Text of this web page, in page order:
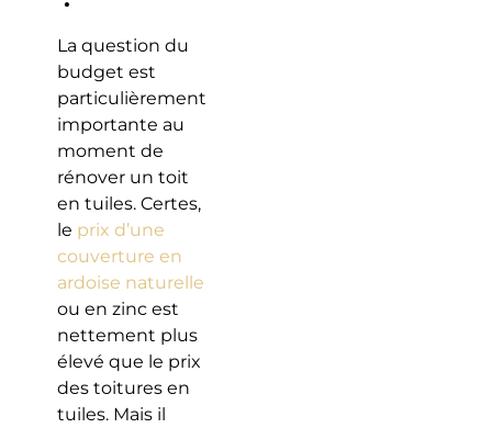
La question du
budget est
particulièrement
importante au
moment de
rénover un toit
en tuiles. Certes,
le prix d’une
couverture en
ardoise naturelle
ou en zinc est
nettement plus
élevé que le prix
des toitures en
tuiles. Mais il